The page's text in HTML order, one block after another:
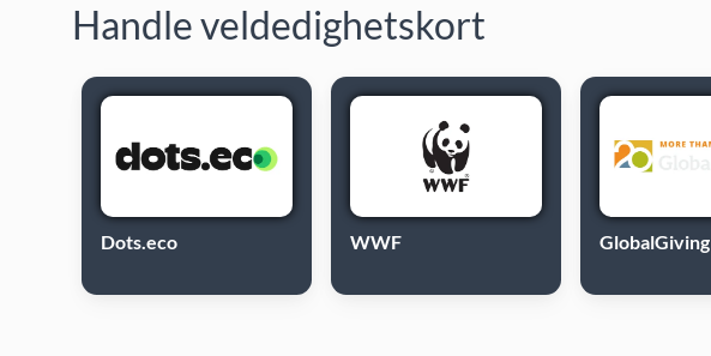
Handle veldedighetskort
Dots.eco WWF GlobalGiving